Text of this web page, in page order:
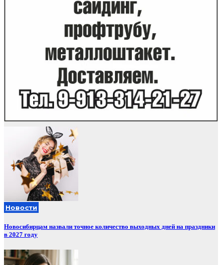
Новости
Новосибирцам назвали точное количество выходных дней на праздники
в 2027 году